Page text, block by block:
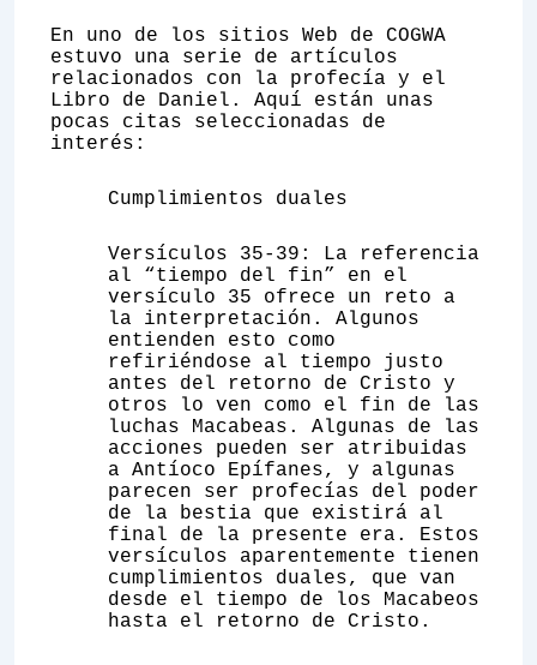
En uno de los sitios Web de COGWA
estuvo una serie de artículos
relacionados con la profecía y el
Libro de Daniel. Aquí están unas
pocas citas seleccionadas de
interés:
Cumplimientos duales
Versículos 35-39: La referencia
al “tiempo del fin” en el
versículo 35 ofrece un reto a
la interpretación. Algunos
entienden esto como
refiriéndose al tiempo justo
antes del retorno de Cristo y
otros lo ven como el fin de las
luchas Macabeas. Algunas de las
acciones pueden ser atribuidas
a Antíoco Epífanes, y algunas
parecen ser profecías del poder
de la bestia que existirá al
final de la presente era. Estos
versículos aparentemente tienen
cumplimientos duales, que van
desde el tiempo de los Macabeos
hasta el retorno de Cristo.